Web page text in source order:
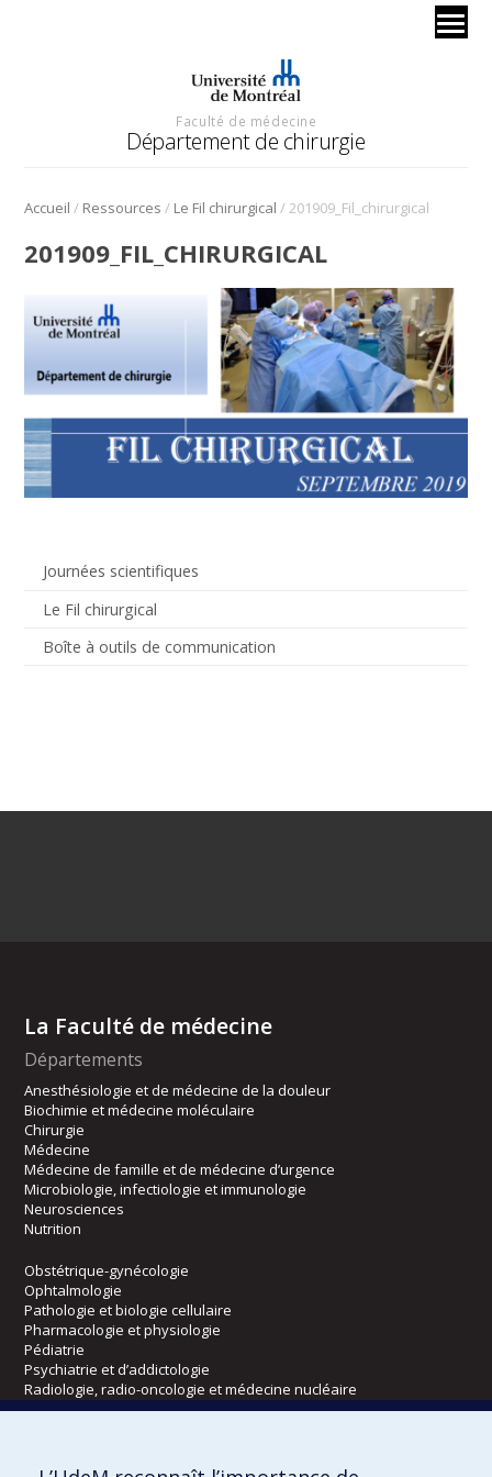
Faculté de médecine
Département de chirurgie
Accueil / Ressources / Le Fil chirurgical /201909_Fil_chirurgical
Journées scientifiques
Le Fil chirurgical
Boîte à outils de communication
201909_FIL_CHIRURGICAL
La Faculté de médecine
Départements
Anesthésiologie et de médecine de la douleur
Biochimie et médecine moléculaire
Chirurgie
Médecine
Médecine de famille et de médecine d’urgence
Microbiologie, infectiologie et immunologie
Neurosciences
Nutrition
Obstétrique-gynécologie
Ophtalmologie
Pathologie et biologie cellulaire
Pharmacologie et physiologie
Pédiatrie
Psychiatrie et d’addictologie
Radiologie, radio-oncologie et médecine nucléaire